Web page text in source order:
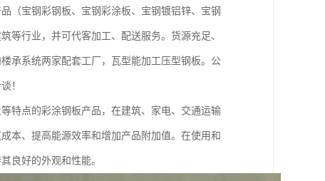
（宝钢彩钢板、宝钢彩涂板、宝钢镀铝锌、宝钢
等行业，并可代客加工、配送服务。货源充足、
承系统两家配套工厂，瓦型能加工压型钢板。公
！
特点的彩涂钢板产品，在建筑、家电、交通运输
本、提高能源效率和增加产品附加值。在使用和
良好的外观和性能。